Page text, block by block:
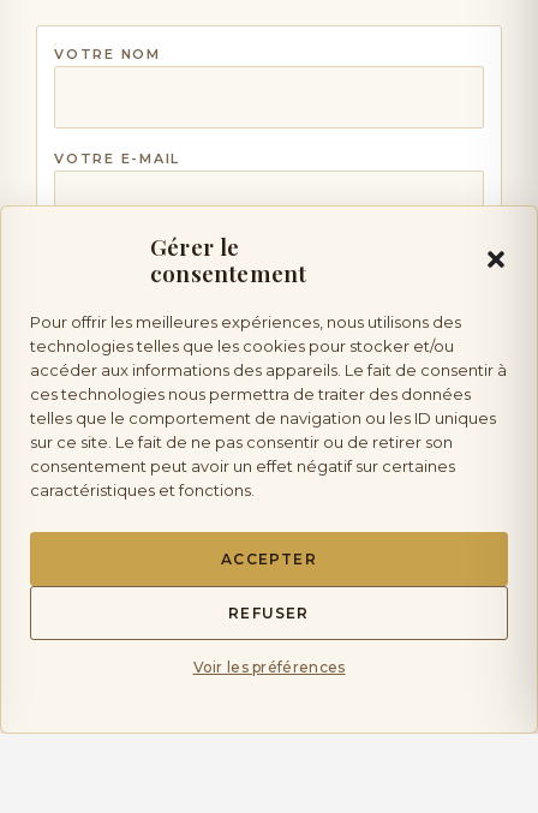
Gérer le
consentement
Pour offrir les meilleures expériences, nous utilisons des
technologies telles que les cookies pour stocker et/ou
accéder aux informations des appareils. Le fait de consentir à
ces technologies nous permettra de traiter des données
telles que le comportement de navigation ou les ID uniques
sur ce site. Le fait de ne pas consentir ou de retirer son
consentement peut avoir un effet négatif sur certaines
caractéristiques et fonctions.
ACCEPTER
REFUSER
Voir les préférences
VOTRE NOM
VOTRE E-MAIL
VOTRE MESSAGE (FACULTATIF)